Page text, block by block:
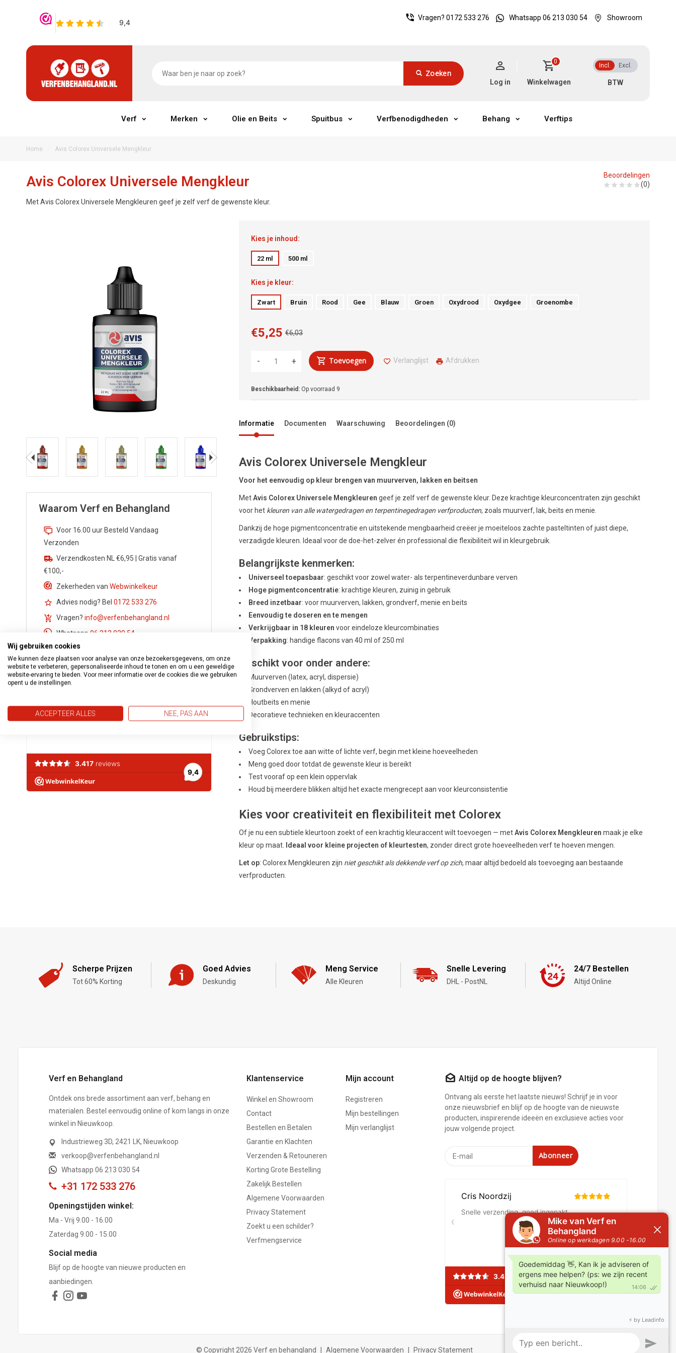
Vragen? 0172 533 276 Whatsapp 06 213 030 54 Showroom
Zoeken
Incl. Excl.
0
Winkelwagen
Log in
Verf Merken Olie en Beits Spuitbus Verfbenodigdheden Behang Verftips
Home Avis Colorex Universele Mengkleur
Avis Colorex Universele Mengkleur
Met Avis Colorex Universele Mengkleuren geef je zelf verf de gewenste kleur.
Beoordelingen
(0)
Waarom Verf en Behangland
Voor 16.00 uur Besteld Vandaag
Verzonden
Verzendkosten NL €6,95 | Gratis vanaf
€100,-
Zekerheden van Webwinkelkeur
Advies nodig? Bel 0172 533 276
Vragen? info@verfenbehangland.nl
Whatsapp 06 213 030 54
Kies je inhoud:
22 ml 500 ml
Kies je kleur:
Zwart Bruin Rood Gee Blauw Groen Oxydrood Oxydgee Groenombe
€6,03
€5,25
+
- Toevoegen Verlanglijst Afdrukken
Beschikbaarheid: Op voorraad 9
Informatie Documenten Waarschuwing Beoordelingen (0)
Avis Colorex Universele Mengkleur
Voor het eenvoudig op kleur brengen van muurverven, lakken en beitsen
MetAvis Colorex Universele Mengkleuren geef je zelf verf de gewenste kleur. Deze krachtige kleurconcentraten zijn geschikt
voor het kleuren van alle watergedragen en terpentinegedragen verfproducten, zoals muurverf, lak, beits en menie.
Dankzij de hoge pigmentconcentratie en uitstekende mengbaarheid creëer je moeiteloos zachte pasteltinten of juist diepe,
verzadigde kleuren. Ideaal voor de doe-het-zelver én professional die flexibiliteit wil in kleurgebruik.
Belangrijkste kenmerken:
Universeel toepasbaar: geschikt voor zowel water- als terpentineverdunbare verven
Hoge pigmentconcentratie: krachtige kleuren, zuinig in gebruik
Breed inzetbaar: voor muurverven, lakken, grondverf, menie en beits
Eenvoudig te doseren en te mengen
Verkrijgbaar in 18 kleuren voor eindeloze kleurcombinaties
Verpakking: handige flacons van 40 ml of 250 ml
Geschikt voor onder andere:
Muurverven (latex, acryl, dispersie)
Grondverven en lakken (alkyd of acryl)
Houtbeits en menie
Decoratieve technieken en kleuraccenten
Gebruikstips:
Voeg Colorex toe aan witte of lichte verf, begin met kleine hoeveelheden
Meng goed door totdat de gewenste kleur is bereikt
Test vooraf op een klein oppervlak
Houd bij meerdere blikken altijd het exacte mengrecept aan voor kleurconsistentie
Kies voor creativiteit en flexibiliteit met Colorex
Of je nu een subtiele kleurtoon zoekt of een krachtig kleuraccent wilt toevoegen — metAvis Colorex Mengkleuren maak je elke
kleur op maat.
Ideaal voor kleine projecten of kleurtesten, zonder direct grote hoeveelheden verf te hoeven mengen.
Let op: Colorex Mengkleuren zijn niet geschikt als dekkende verf op zich, maar altijd bedoeld als toevoeging aan bestaande
verfproducten.
Scherpe Prijzen
Tot 60% Korting
Goed Advies
Deskundig
Meng Service
Alle Kleuren
Snelle Levering
DHL - PostNL
24/7 Bestellen
Altijd Online
Verf en Behangland
Ontdek ons brede assortiment aan verf, behang en
materialen. Bestel eenvoudig online of kom langs in onze
winkel in Nieuwkoop.
Industrieweg 3D, 2421 LK, Nieuwkoop
verkoop@verfenbehangland.nl
Whatsapp 06 213 030 54
+31 172 533 276
Openingstijden winkel:
Ma - Vrij 9.00 - 16.00
Zaterdag 9.00 - 15.00
Social media
Blijf op de hoogte van nieuwe producten en
aanbiedingen.
Klantenservice
Winkel en Showroom
Contact
Bestellen en Betalen
Garantie en Klachten
Verzenden & Retouneren
Korting Grote Bestelling
Zakelijk Bestellen
Algemene Voorwaarden
Privacy Statement
Zoekt u een schilder?
Verfmengservice
Mijn account
Registreren
Mijn bestellingen
Mijn verlanglijst
Altijd op de hoogte blijven?
Ontvang als eerste het laatste nieuws! Schrijf je in voor
onze nieuwsbrief en blijf op de hoogte van de nieuwste
producten, inspirerende ideeën en exclusieve acties voor
jouw volgende project.
Abonneer
© Copyright 2026 Verf en behangland Algemene Voorwaarden Privacy Statement
Wij gebruiken cookies
We kunnen deze plaatsen voor analyse van onze bezoekersgegevens, om onze
website te verbeteren, gepersonaliseerde inhoud te tonen en om u een geweldige
website-ervaring te bieden. Voor meer informatie over de cookies die we gebruiken
opent u de instellingen.
ACCEPTEER ALLES NEE, PAS AAN